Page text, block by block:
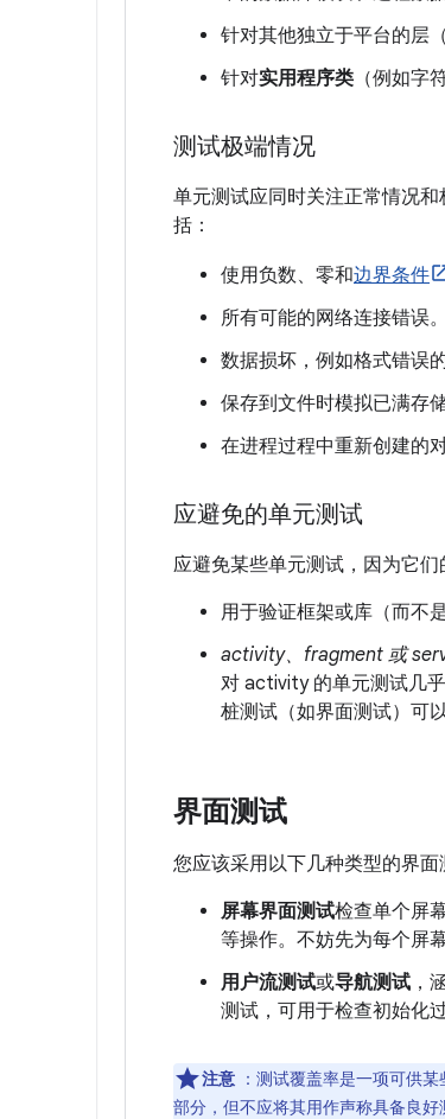
针对其他独立于平台的层
针对实用程序类 （例如字
测试极端情况
单元测试应同时关注正常情况
括：
使用负数、零和边界条件
所有可能的网络连接错误。
数据损坏，例如格式错误的
保存到文件时模拟已满存储
在进程过程中重新创建的
应避免的单元测试
应避免某些单元测试，因为它们
用于验证框架或库（而不
activity、fragment 或
对 activity 的单元测试几
桩测试（如界面测试）可
界面测试
您应该采用以下几种类型的界面
屏幕界面测试检查单个屏
等操作。不妨先为每个屏
用户流测试或导航测试 ，
测试，可用于检查初始化
注意 ：测试覆盖率是一项可供
部分，但不应将其用作声称具备良好